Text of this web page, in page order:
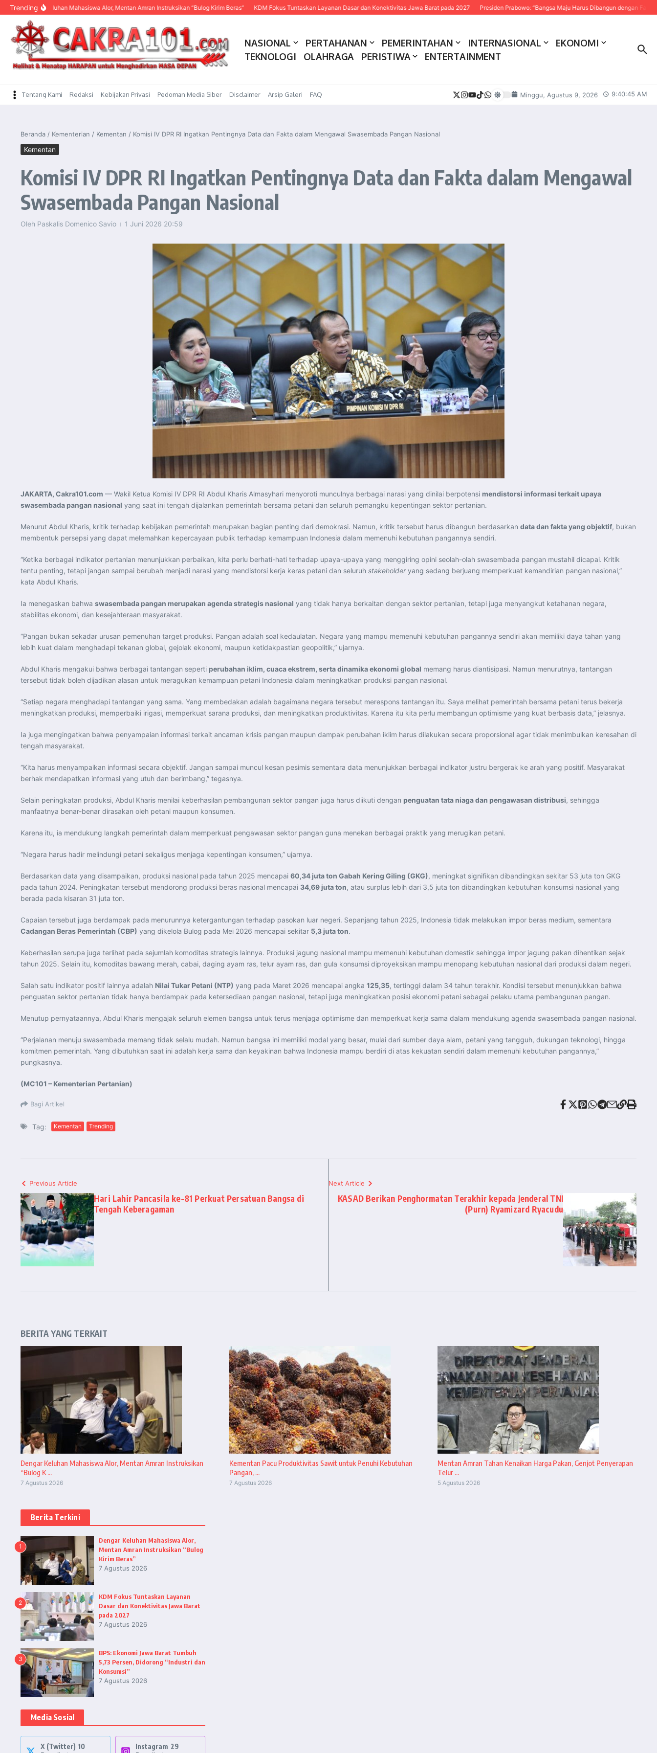
content
Trending
Keluhan Mahasiswa Alor, Mentan Amran Instruksikan “Bulog Kirim Beras” KDM Fokus Tuntaskan Layanan Dasar dan Konektivitas Jawa Barat pada 2027 Presiden Prabowo: “Bangsa Maju Harus Dibangun dengan Fakta dan
NASIONAL PERTAHANAN PEMERINTAHAN INTERNASIONAL
EKONOMI
TEKNOLOGI
OLAHRAGA PERISTIWA ENTERTAINMENT
Tentang Kami Redaksi Kebijakan Privasi Pedoman Media Siber Disclaimer Arsip Galeri FAQ Minggu, Agustus 9, 2026 9:40:46 AM
Beranda / Kementerian / Kementan / Komisi IV DPR RI Ingatkan Pentingnya Data dan Fakta dalam Mengawal Swasembada Pangan Nasional
Kementan
Komisi IV DPR RI Ingatkan Pentingnya Data dan Fakta dalam Mengawal
Swasembada Pangan Nasional
Oleh Paskalis Domenico Savio 1 Juni 2026 20:59
JAKARTA, Cakra101.com — Wakil Ketua Komisi IV DPR RI Abdul Kharis Almasyhari menyoroti munculnya berbagai narasi yang dinilai berpotensi mendistorsi informasi terkait upaya
swasembada pangan nasional yang saat ini tengah dijalankan pemerintah bersama petani dan seluruh pemangku kepentingan sektor pertanian.
Menurut Abdul Kharis, kritik terhadap kebijakan pemerintah merupakan bagian penting dari demokrasi. Namun, kritik tersebut harus dibangun berdasarkan data dan fakta yang objektif, bukan
membentuk persepsi yang dapat melemahkan kepercayaan publik terhadap kemampuan Indonesia dalam memenuhi kebutuhan pangannya sendiri.
“Ketika berbagai indikator pertanian menunjukkan perbaikan, kita perlu berhati-hati terhadap upaya-upaya yang menggiring opini seolah-olah swasembada pangan mustahil dicapai. Kritik
tentu penting, tetapi jangan sampai berubah menjadi narasi yang mendistorsi kerja keras petani dan seluruh stakeholderyang sedang berjuang memperkuat kemandirian pangan nasional,”
kata Abdul Kharis.
Ia menegaskan bahwa swasembada pangan merupakan agenda strategis nasional yang tidak hanya berkaitan dengan sektor pertanian, tetapi juga menyangkut ketahanan negara,
stabilitas ekonomi, dan kesejahteraan masyarakat.
“Pangan bukan sekadar urusan pemenuhan target produksi. Pangan adalah soal kedaulatan. Negara yang mampu memenuhi kebutuhan pangannya sendiri akan memiliki daya tahan yang
lebih kuat dalam menghadapi tekanan global, gejolak ekonomi, maupun ketidakpastian geopolitik,” ujarnya.
Abdul Kharis mengakui bahwa berbagai tantangan seperti perubahan iklim, cuaca ekstrem, serta dinamika ekonomi global memang harus diantisipasi. Namun menurutnya, tantangan
tersebut tidak boleh dijadikan alasan untuk meragukan kemampuan petani Indonesia dalam meningkatkan produksi pangan nasional.
“Setiap negara menghadapi tantangan yang sama. Yang membedakan adalah bagaimana negara tersebut merespons tantangan itu. Saya melihat pemerintah bersama petani terus bekerja
meningkatkan produksi, memperbaiki irigasi, memperkuat sarana produksi, dan meningkatkan produktivitas. Karena itu kita perlu membangun optimisme yang kuat berbasis data,” jelasnya.
Ia juga mengingatkan bahwa penyampaian informasi terkait ancaman krisis pangan maupun dampak perubahan iklim harus dilakukan secara proporsional agar tidak menimbulkan keresahan di
tengah masyarakat.
“Kita harus menyampaikan informasi secara objektif. Jangan sampai muncul kesan pesimis sementara data menunjukkan berbagai indikator justru bergerak ke arah yang positif. Masyarakat
berhak mendapatkan informasi yang utuh dan berimbang,” tegasnya.
Selain peningkatan produksi, Abdul Kharis menilai keberhasilan pembangunan sektor pangan juga harus diikuti dengan penguatan tata niaga dan pengawasan distribusi, sehingga
manfaatnya benar-benar dirasakan oleh petani maupun konsumen.
Karena itu, ia mendukung langkah pemerintah dalam memperkuat pengawasan sektor pangan guna menekan berbagai praktik yang merugikan petani.
“Negara harus hadir melindungi petani sekaligus menjaga kepentingan konsumen,” ujarnya.
Berdasarkan data yang disampaikan, produksi nasional pada tahun 2025 mencapai 60,34 juta ton Gabah Kering Giling (GKG), meningkat signifikan dibandingkan sekitar 53 juta ton GKG
pada tahun 2024. Peningkatan tersebut mendorong produksi beras nasional mencapai 34,69 juta ton, atau surplus lebih dari 3,5 juta ton dibandingkan kebutuhan konsumsi nasional yang
berada pada kisaran 31 juta ton.
Capaian tersebut juga berdampak pada menurunnya ketergantungan terhadap pasokan luar negeri. Sepanjang tahun 2025, Indonesia tidak melakukan impor beras medium, sementara
Cadangan Beras Pemerintah (CBP) yang dikelola Bulog pada Mei 2026 mencapai sekitar 5,3 juta ton.
Keberhasilan serupa juga terlihat pada sejumlah komoditas strategis lainnya. Produksi jagung nasional mampu memenuhi kebutuhan domestik sehingga impor jagung pakan dihentikan sejak
tahun 2025. Selain itu, komoditas bawang merah, cabai, daging ayam ras, telur ayam ras, dan gula konsumsi diproyeksikan mampu menopang kebutuhan nasional dari produksi dalam negeri.
Salah satu indikator positif lainnya adalah Nilai Tukar Petani (NTP) yang pada Maret 2026 mencapai angka 125,35, tertinggi dalam 34 tahun terakhir. Kondisi tersebut menunjukkan bahwa
penguatan sektor pertanian tidak hanya berdampak pada ketersediaan pangan nasional, tetapi juga meningkatkan posisi ekonomi petani sebagai pelaku utama pembangunan pangan.
Menutup pernyataannya, Abdul Kharis mengajak seluruh elemen bangsa untuk terus menjaga optimisme dan memperkuat kerja sama dalam mendukung agenda swasembada pangan nasional.
“Perjalanan menuju swasembada memang tidak selalu mudah. Namun bangsa ini memiliki modal yang besar, mulai dari sumber daya alam, petani yang tangguh, dukungan teknologi, hingga
komitmen pemerintah. Yang dibutuhkan saat ini adalah kerja sama dan keyakinan bahwa Indonesia mampu berdiri di atas kekuatan sendiri dalam memenuhi kebutuhan pangannya,”
pungkasnya.
(MC101 – Kementerian Pertanian)
Bagi Artikel
Tag: Kementan Trending
Previous Article
Hari Lahir Pancasila ke-81 Perkuat Persatuan Bangsa di
Tengah Keberagaman
Next Article
KASAD Berikan Penghormatan Terakhir kepada Jenderal TNI
(Purn) Ryamizard Ryacudu
BERITA YANG TERKAIT
Dengar Keluhan Mahasiswa Alor, Mentan Amran Instruksikan
“Bulog K ...
7 Agustus 2026
Kementan Pacu Produktivitas Sawit untuk Penuhi Kebutuhan
Pangan, ...
7 Agustus 2026
Mentan Amran Tahan Kenaikan Harga Pakan, Genjot Penyerapan
Telur ...
5 Agustus 2026
Berita Terkini
1
Dengar Keluhan Mahasiswa Alor,
Mentan Amran Instruksikan “Bulog
Kirim Beras”
7 Agustus 2026
2
KDM Fokus Tuntaskan Layanan
Dasar dan Konektivitas Jawa Barat
pada 2027
7 Agustus 2026
3
BPS: Ekonomi Jawa Barat Tumbuh
5,73 Persen, Didorong “Industri dan
Konsumsi”
7 Agustus 2026
Media Sosial
X (Twitter) 10
Instagram 29